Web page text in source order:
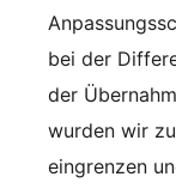
bei der
der
wurden wir
eingrenzen